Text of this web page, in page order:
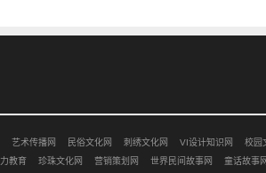
艺术传播网 民俗文化网 刺绣文化网 VI设计知识网 校园
教育 珍珠文化网 营销策划网 世界民间故事网 童话故事网